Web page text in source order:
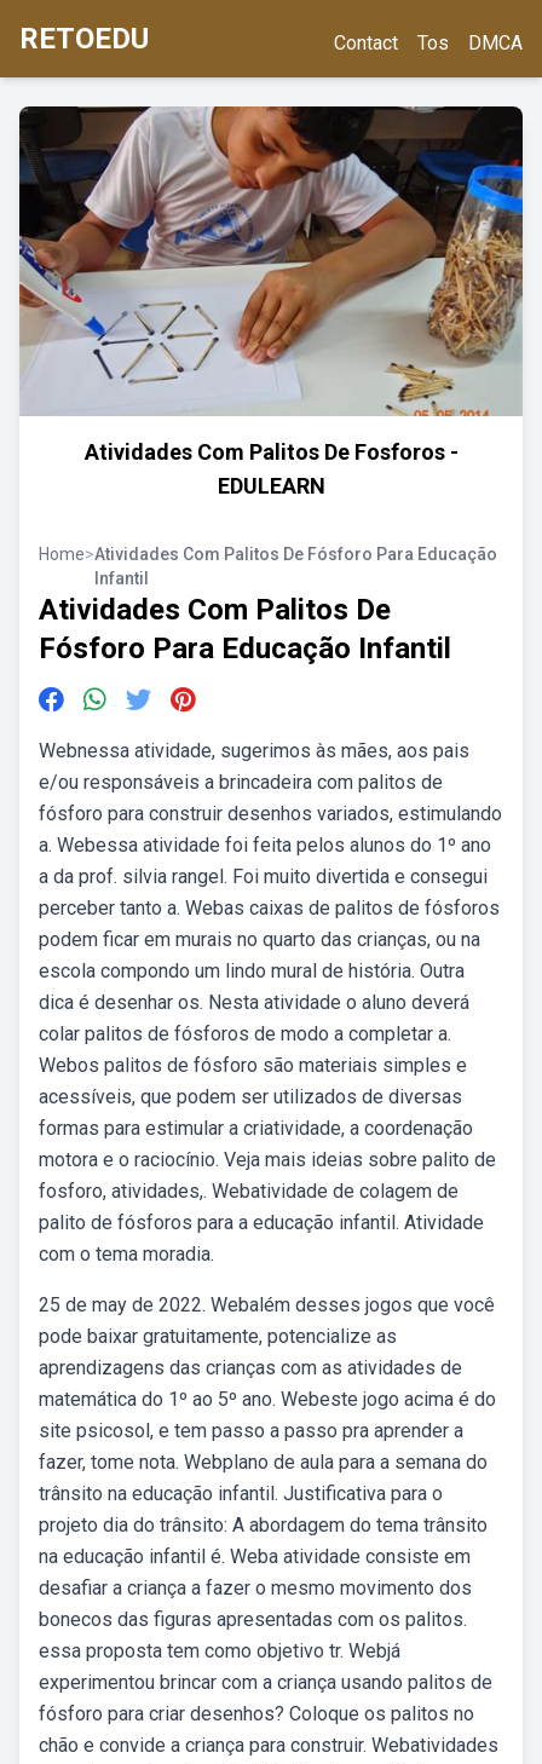
RETOEDU Contact Tos DMCA
Atividades Com Palitos De Fosforos -
EDULEARN
Home>Atividades Com Palitos De Fósforo Para Educação
Infantil
Atividades Com Palitos De
Fósforo Para Educação Infantil
Webnessa atividade, sugerimos às mães, aos pais
e/ou responsáveis a brincadeira com palitos de
fósforo para construir desenhos variados, estimulando
a. Webessa atividade foi feita pelos alunos do 1º ano
a da prof. silvia rangel. Foi muito divertida e consegui
perceber tanto a. Webas caixas de palitos de fósforos
podem ficar em murais no quarto das crianças, ou na
escola compondo um lindo mural de história. Outra
dica é desenhar os. Nesta atividade o aluno deverá
colar palitos de fósforos de modo a completar a.
Webos palitos de fósforo são materiais simples e
acessíveis, que podem ser utilizados de diversas
formas para estimular a criatividade, a coordenação
motora e o raciocínio. Veja mais ideias sobre palito de
fosforo, atividades,. Webatividade de colagem de
palito de fósforos para a educação infantil. Atividade
com o tema moradia.
25 de may de 2022. Webalém desses jogos que você
pode baixar gratuitamente, potencialize as
aprendizagens das crianças com as atividades de
matemática do 1º ao 5º ano. Webeste jogo acima é do
site psicosol, e tem passo a passo pra aprender a
fazer, tome nota. Webplano de aula para a semana do
trânsito na educação infantil. Justificativa para o
projeto dia do trânsito: A abordagem do tema trânsito
na educação infantil é. Weba atividade consiste em
desafiar a criança a fazer o mesmo movimento dos
bonecos das figuras apresentadas com os palitos.
essa proposta tem como objetivo tr. Webjá
experimentou brincar com a criança usando palitos de
fósforo para criar desenhos? Coloque os palitos no
chão e convide a criança para construir. Webatividades